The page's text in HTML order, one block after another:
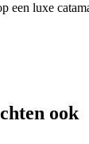
een luxe
ook